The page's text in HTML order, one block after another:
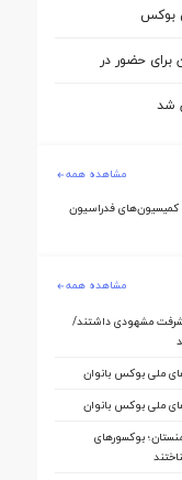
بوکس
برای حضور در
شد
مشاهده همه
کمیسیون‌های فدراسیون
مشاهده همه
مشهودی داشتند/
ملی بوکس بانوان
ملی بوکس بانوان
بوکسورهای